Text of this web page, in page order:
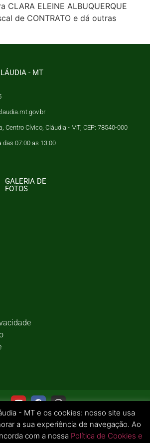
CLARA ELEINE ALBUQUERQUE
de CONTRATO e dá outras
- MT
Centro Cívico, Cláudia - MT, CEP: 78540-000
das 07:00 as 13:00
GALERIA DE
FOTOS
- MT e os cookies: nosso site usa
a sua experiência de navegação. Ao
com a nossa Política de Cookies e